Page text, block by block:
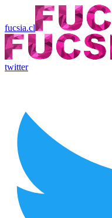
fucsia.cl
twitter